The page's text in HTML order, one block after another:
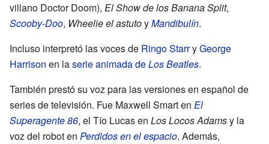
villano Doctor Doom), El Show de los Banana Split,
Scooby-Doo, Wheelie el astutoyMandibulín.
Incluso interpretó las voces de Ringo StarryGeorge
Harrison en laserie animada deLos Beatles.
También prestó su voz para las versiones en español de
series de televisión. Fue Maxwell Smart en El
Superagente 86, el Tío Lucas en Los Locos Adamsy la
voz del robot en Perdidos en el espacio. Además,